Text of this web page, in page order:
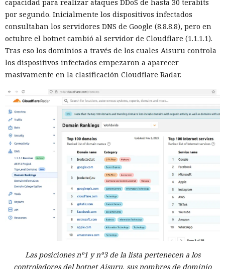
capacidad para realizar ataques DDoS de hasta 30 terabits
por segundo. Inicialmente los dispositivos infectados
consultaban los servidores DNS de Google (8.8.8.8), pero en
octubre el botnet cambió al servidor de Cloudflare (1.1.1.1).
Tras eso los dominios a través de los cuales Aisuru controla
los dispositivos infectados empezaron a aparecer
masivamente en la clasificación Cloudflare Radar.
Las posiciones nº1 y nº3 de la lista pertenecen a los
controladores del botnet Aisuru, sus nombres de dominio